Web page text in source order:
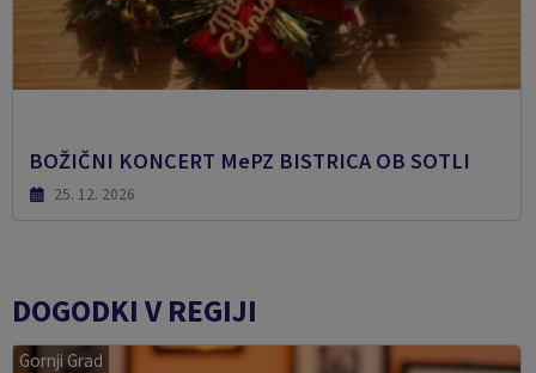
BOŽIČNI KONCERT MePZ BISTRICA OB SOTLI
25. 12. 2026
DOGODKI V REGIJI
Gornji Grad